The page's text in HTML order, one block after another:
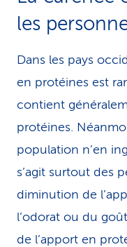
les
Dans les pays
en protéines est
contient
protéines.
population n’en
s’agit surtout des
diminution de
l’odorat ou du
de l’apport en